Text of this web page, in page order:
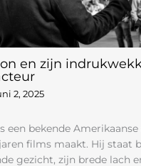
en zijn
2, 2025
een bekende
films maakt. Hij staat
gezicht, zijn brede lach